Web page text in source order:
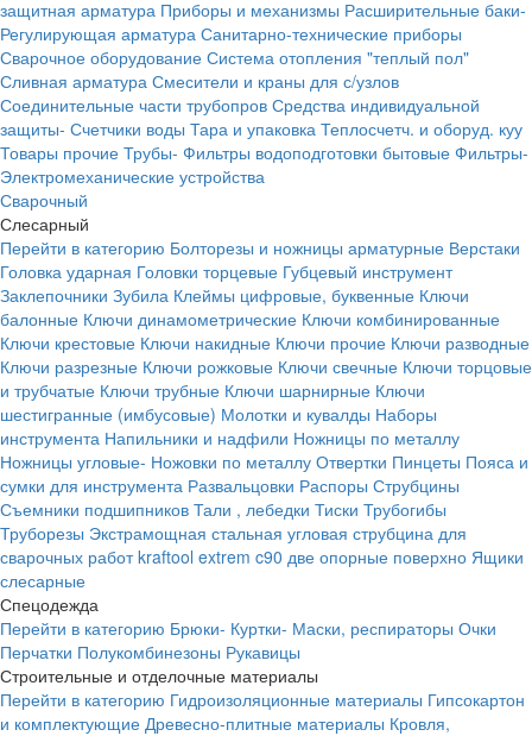
защитная арматура Приборы и механизмы Расширительные баки-
Регулирующая арматура Санитарно-технические приборы
Сварочное оборудование Система отопления "теплый пол"
Сливная арматура Смесители и краны для с/узлов
Соединительные части трубопров Средства индивидуальной
защиты- Счетчики воды Тара и упаковка Теплосчетч. и оборуд. куу
Товары прочие Трубы- Фильтры водоподготовки бытовые Фильтры-
Электромеханические устройства
Сварочный
Слесарный
Перейти в категорию Болторезы и ножницы арматурные Верстаки
Головка ударная Головки торцевые Губцевый инструмент
Заклепочники Зубила Клеймы цифровые, буквенные Ключи
балонные Ключи динамометрические Ключи комбинированные
Ключи крестовые Ключи накидные Ключи прочие Ключи разводные
Ключи разрезные Ключи рожковые Ключи свечные Ключи торцовые
и трубчатые Ключи трубные Ключи шарнирные Ключи
шестигранные (имбусовые) Молотки и кувалды Наборы
инструмента Напильники и надфили Ножницы по металлу
Ножницы угловые- Ножовки по металлу Отвертки Пинцеты Пояса и
сумки для инструмента Развальцовки Распоры Струбцины
Съемники подшипников Тали , лебедки Тиски Трубогибы
Труборезы Экстрамощная стальная угловая струбцина для
сварочных работ kraftool extrem c90 две опорные поверхно Ящики
слесарные
Спецодежда
Перейти в категорию Брюки- Куртки- Маски, респираторы Очки
Перчатки Полукомбинезоны Рукавицы
Строительные и отделочные материалы
Перейти в категорию Гидроизоляционные материалы Гипсокартон
и комплектующие Древесно-плитные материалы Кровля,